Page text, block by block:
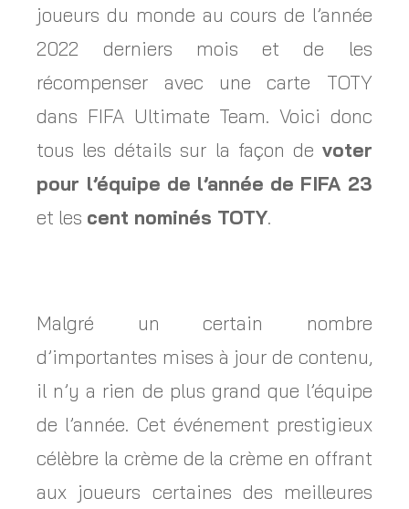
joueurs du monde au cours de l’année
2022 derniers mois et de les
récompenser avec une carte TOTY
dans FIFA Ultimate Team. Voici donc
tous les détails sur la façon de voter
pour l’équipe de l’année de FIFA 23
et les cent nominés TOTY.
Malgré un certain nombre
d’importantes mises à jour de contenu,
il n’y a rien de plus grand que l’équipe
de l’année. Cet événement prestigieux
célèbre la crème de la crème en offrant
aux joueurs certaines des meilleures